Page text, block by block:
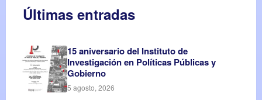
Últimas entradas
15 aniversario del Instituto de
Investigación en Políticas Públicas y
Gobierno
5 agosto, 2026